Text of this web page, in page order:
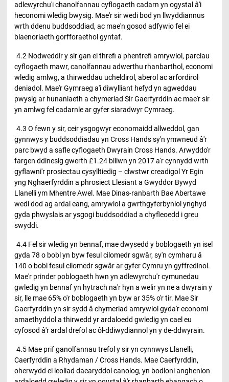
adlewyrchu'i chanolfannau cyflogaeth cadarn yn ogystal â'i
heconomi wledig bwysig. Mae'r sir wedi bod yn llwyddiannus
wrth ddenu buddsoddiad, ac mae'n gosod adfywio fel ei
blaenoriaeth gorfforaethol gyntaf.
4.2 Nodweddir y sir gan ei threfi a phentrefi amrywiol, parciau
cyflogaeth mawr, canolfannau adwerthu rhanbarthol, economi
wledig amlwg, a thirweddau ucheldirol, aberol ac arfordirol
deniadol. Mae'r Gymraeg a'i diwylliant hefyd yn agweddau
pwysig ar hunaniaeth a chymeriad Sir Gaerfyrddin ac mae'r sir
yn amlwg fel cadarnle ar gyfer siaradwyr Cymraeg.
4.3 O fewn y sir, ceir ysgogwyr economaidd allweddol, gan
gynnwys y buddsoddiadau yn Cross Hands sy'n ymwneud â'r
parc bwyd a safle cyflogaeth Dwyrain Cross Hands. Arwyddo'r
fargen ddinesig gwerth £1.24 biliwn yn 2017 a'r cynnydd wrth
gyflawni'r prosiectau cysylltiedig – clwstwr creadigol Yr Egin
yng Nghaerfyrddin a phrosiect Llesiant a Gwyddor Bywyd
Llanelli ym Mhentre Awel. Mae Dinas-ranbarth Bae Abertawe
wedi dod ag ardal eang, amrywiol a gwrthgyferbyniol ynghyd
gyda phwyslais ar ysgogi buddsoddiad a chyfleoedd i greu
swyddi.
4.4 Fel sir wledig yn bennaf, mae dwysedd y boblogaeth yn isel
gyda 78 o bobl yn byw fesul cilomedr sgwâr, sy'n cymharu â
140 o bobl fesul cilomedr sgwâr ar gyfer Cymru yn gyffredinol.
Mae'r prinder poblogaeth hwn yn adlewyrchu'r cymunedau
gwledig yn bennaf yn hytrach na'r hyn a welir yn ne a dwyrain y
sir, lle mae 65% o'r boblogaeth yn byw ar 35% o'r tir. Mae Sir
Gaerfyrddin yn sir sydd â chymeriad amrywiol gyda'r economi
amaethyddol a thirwedd yr ardaloedd gwledig yn cael eu
cyfosod â'r ardal drefol ac ôl-ddiwydiannol yn y de-ddwyrain.
4.5 Mae prif ganolfannau trefol y sir yn cynnwys Llanelli,
Caerfyrddin a Rhydaman / Cross Hands. Mae Caerfyrddin,
oherwydd ei leoliad daearyddol canolog, yn bodloni anghenion